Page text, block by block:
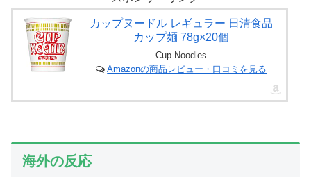
れ！【海外の反
応】
カップヌードル レギュラー 日清食品
カップ麺 78g×20個
Cup Noodles
Amazonの商品レビュー・口コミを見る
海外の反応